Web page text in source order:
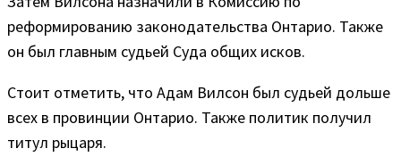
реформированию законодательства Онтарио. Также
он был главным судьей Суда общих исков.
Стоит отметить, что Адам Вилсон был судьей дольше
всех в провинции Онтарио. Также политик получил
титул рыцаря.